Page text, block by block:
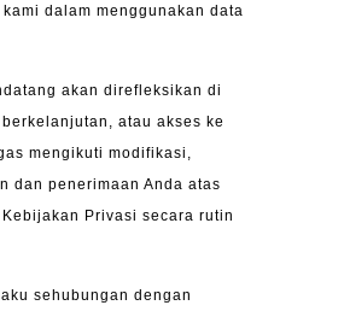
dalam menggunakan data
akan direfleksikan di
atau akses ke
mengikuti modifikasi,
dan penerimaan Anda atas
Privasi secara rutin
sehubungan dengan